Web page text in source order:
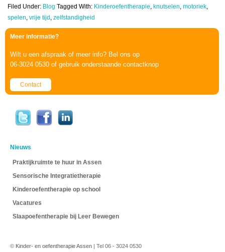
Filed Under: Blog Tagged With: Kinderoefentherapie, knutselen, motoriek,
spelen, vrije tijd , zelfstandigheid
Meer informatie?
Wilt u een afspraak of meer info? Bel ons op
06-3024 0530 of gebruik onderstaande contactknop
Contact
Nieuws
Praktijkruimte te huur in Assen
Sensorische Integratietherapie
Kinderoefentherapie op school
Vacatures
Slaapoefentherapie bij Leer Bewegen
© Kinder- en oefentherapie Assen | Tel 06 - 3024 0530